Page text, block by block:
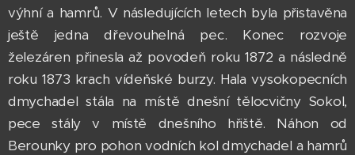
výhní a hamrů. V následujících letech byla přistavěna
ještě jedna dřevouhelná pec. Konec rozvoje
železáren přinesla až povodeň roku 1872 a následně
roku 1873 krach vídeňské burzy. Hala vysokopecních
dmychadel stála na místě dnešní tělocvičny Sokol,
pece stály v místě dnešního hřiště. Náhon od
Berounky pro pohon vodních kol dmychadel a hamrů